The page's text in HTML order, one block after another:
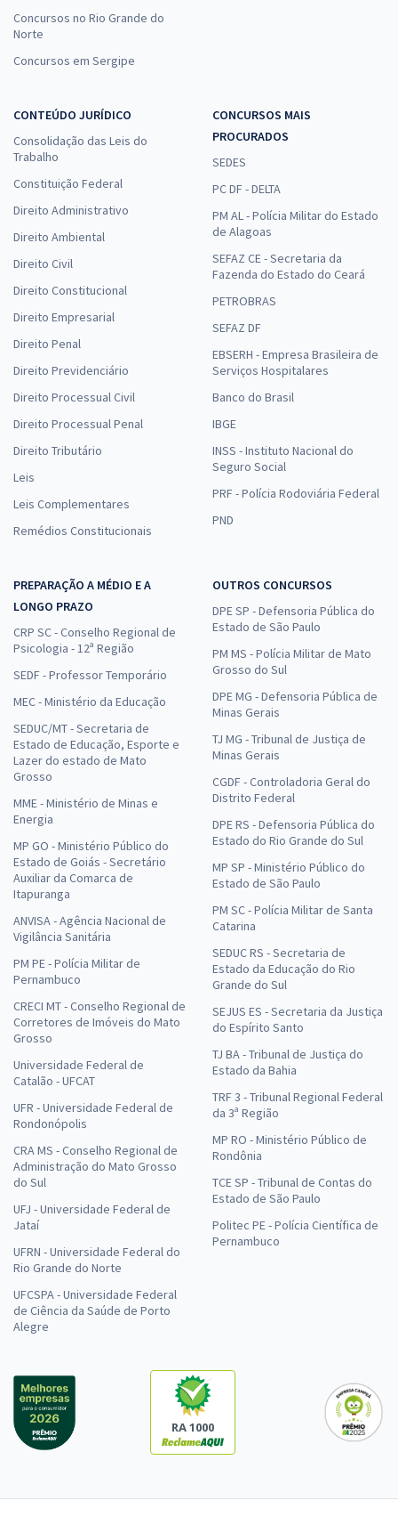
Concursos no Rio Grande do
Norte
Concursos em Sergipe
CONTEÚDO JURÍDICO
Consolidação das Leis do
Trabalho
Constituição Federal
Direito Administrativo
Direito Ambiental
Direito Civil
Direito Constitucional
Direito Empresarial
Direito Penal
Direito Previdenciário
Direito Processual Civil
Direito Processual Penal
Direito Tributário
Leis
Leis Complementares
Remédios Constitucionais
CONCURSOS MAIS
PROCURADOS
SEDES
PC DF - DELTA
PM AL - Polícia Militar do Estado
de Alagoas
SEFAZ CE - Secretaria da
Fazenda do Estado do Ceará
PETROBRAS
SEFAZ DF
EBSERH - Empresa Brasileira de
Serviços Hospitalares
Banco do Brasil
IBGE
INSS - Instituto Nacional do
Seguro Social
PRF - Polícia Rodoviária Federal
PND
PREPARAÇÃO A MÉDIO E A
LONGO PRAZO
CRP SC - Conselho Regional de
Psicologia - 12ª Região
SEDF - Professor Temporário
MEC - Ministério da Educação
SEDUC/MT - Secretaria de
Estado de Educação, Esporte e
Lazer do estado de Mato
Grosso
MME - Ministério de Minas e
Energia
MP GO - Ministério Público do
Estado de Goiás - Secretário
Auxiliar da Comarca de
Itapuranga
ANVISA - Agência Nacional de
Vigilância Sanitária
PM PE - Polícia Militar de
Pernambuco
CRECI MT - Conselho Regional de
Corretores de Imóveis do Mato
Grosso
Universidade Federal de
Catalão - UFCAT
UFR - Universidade Federal de
Rondonópolis
CRA MS - Conselho Regional de
Administração do Mato Grosso
do Sul
UFJ - Universidade Federal de
Jataí
UFRN - Universidade Federal do
Rio Grande do Norte
UFCSPA - Universidade Federal
de Ciência da Saúde de Porto
Alegre
OUTROS CONCURSOS
DPE SP - Defensoria Pública do
Estado de São Paulo
PM MS - Polícia Militar de Mato
Grosso do Sul
DPE MG - Defensoria Pública de
Minas Gerais
TJ MG - Tribunal de Justiça de
Minas Gerais
CGDF - Controladoria Geral do
Distrito Federal
DPE RS - Defensoria Pública do
Estado do Rio Grande do Sul
MP SP - Ministério Público do
Estado de São Paulo
PM SC - Polícia Militar de Santa
Catarina
SEDUC RS - Secretaria de
Estado da Educação do Rio
Grande do Sul
SEJUS ES - Secretaria da Justiça
do Espírito Santo
TJ BA - Tribunal de Justiça do
Estado da Bahia
TRF 3 - Tribunal Regional Federal
da 3ª Região
MP RO - Ministério Público de
Rondônia
TCE SP - Tribunal de Contas do
Estado de São Paulo
Politec PE - Polícia Científica de
Pernambuco
RA 1000